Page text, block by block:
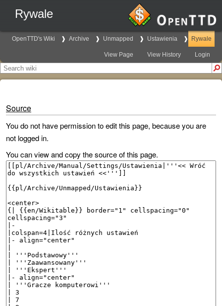
Rywale
OpenTTD's Wiki Archive Unmapped Ustawienia Rywale
View Page View History Login
Source
You do not have permission to edit this page, because you are
not logged in.
You can view and copy the source of this page.